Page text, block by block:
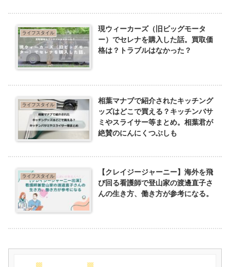
ライフスタイル
現ウィーカーズ（旧ビッグモータ
ー）でセレナを購入した話。買取価
格は？トラブルはなかった？
ライフスタイル
相葉マナブで紹介されたキッチング
ッズはどこで買える？キッチンバサ
ミやスライサー等まとめ。相葉君が
絶賛のにんにくつぶしも
ライフスタイル
【クレイジージャーニー】海外を飛
び回る看護師で登山家の渡邊直子さ
んの生き方、働き方が参考になる。